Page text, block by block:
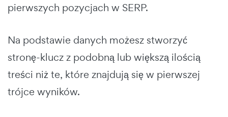
pierwszych pozycjach w SERP.
Na podstawie danych możesz stworzyć
stronę-klucz z podobną lub większą ilością
treści niż te, które znajdują się w pierwszej
trójce wyników.